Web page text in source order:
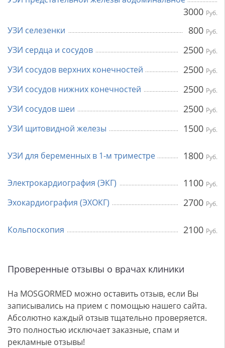
3000 Руб.
УЗИ селезенки 800 Руб.
УЗИ сердца и сосудов 2500 Руб.
УЗИ сосудов верхних конечностей 2500 Руб.
УЗИ сосудов нижних конечностей 2500 Руб.
УЗИ сосудов шеи 2500 Руб.
УЗИ щитовидной железы 1500 Руб.
УЗИ для беременных в 1-м триместре 1800 Руб.
Электрокардиография (ЭКГ) 1100 Руб.
Эхокардиография (ЭХОКГ) 2700 Руб.
Кольпоскопия 2100 Руб.
Проверенные отзывы о врачах клиники
На MOSGORMED можно оставить отзыв, если Вы
записывались на прием с помощью нашего сайта.
Абсолютно каждый отзыв тщательно проверяется.
Это полностью исключает заказные, спам и
рекламные отзывы!